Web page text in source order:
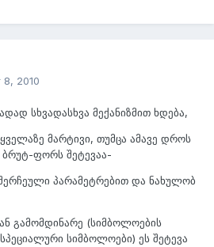
8, 2010
სხვადასხვა მექანიზმით ხდება,
მარტივი, თუმცა ამავე დროს
ფორს შეტევაა-
პარამეტრებით და ნახულობ
გამომდინარე (სიმბოლოების
სიმბოლოები) ეს შეტევა